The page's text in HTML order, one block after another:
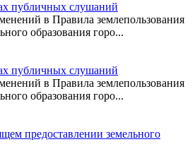
публичных слушаний
в Правила землепользования
образования горо...
публичных слушаний
в Правила землепользования
образования горо...
предоставлении земельного